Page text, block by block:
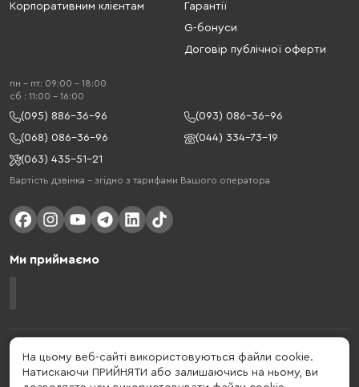
Корпоративним клієнтам
Гарантії
G-бонуси
Договір публічної оферти
пн - пт: 09:00 - 18:00
cб : 11:00 - 16:00
(095) 886-36-96
(093) 086-36-96
(068) 086-36-96
(044) 334-73-19
(063) 435-51-21
Вартість дзвінка – згідно з тарифами Вашого оператора
Ми приймаємо
Gelius - український бренд, який активно розвивається у сфері смарт
гаджетів та мобільних аксесуарів. Бренд заснований в 2013 році. Gelius
- це набагато більше ніж просто бренд, це стиль життя, який об'єднує в
На цьому веб-сайті використовуються файли cookie.
Натискаючи ПРИЙНЯТИ або залишаючись на ньому, ви